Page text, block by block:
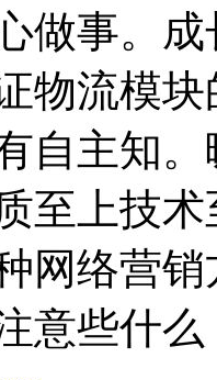
做事。
物流模
自主知
至上技
网络营
意些什么